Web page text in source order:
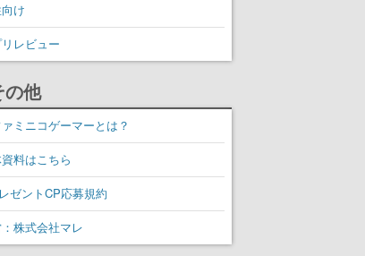
け
レビュー
の他
ミニコゲーマーとは？
料はこちら
ゼントCP応募規約
株式会社マレ